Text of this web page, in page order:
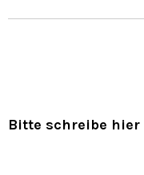
Bitte schreibe hier